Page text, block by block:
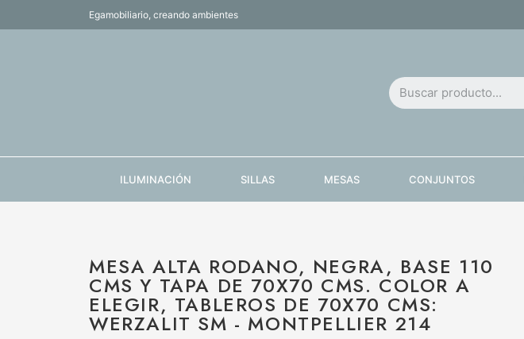
Egamobiliario, creando ambientes
ILUMINACIÓN SILLAS MESAS CONJUNTOS
MESA ALTA RODANO, NEGRA, BASE 110
CMS Y TAPA DE 70X70 CMS. COLOR A
ELEGIR, TABLEROS DE 70X70 CMS:
WERZALIT SM - MONTPELLIER 214